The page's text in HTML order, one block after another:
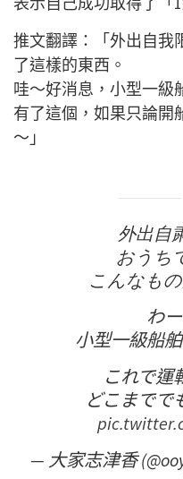
推文翻譯：「外出自我
了這樣的東西。
哇～好消息，小型一級
有了這個，如果只論開
～」
外出自
おうち
こんなも
わ
小型一級船
これで運
どこまでで
— 大家志津香